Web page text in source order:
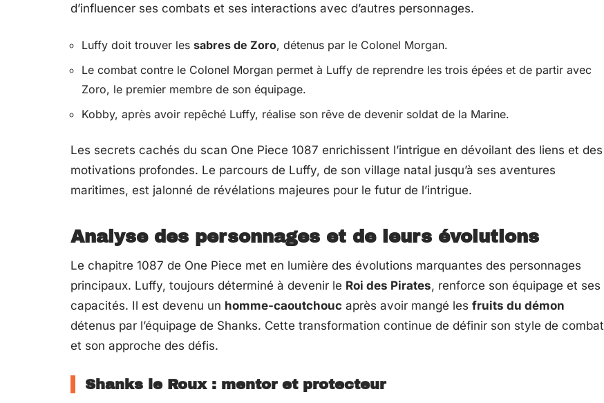
d’influencer ses combats et ses interactions avec d’autres personnages.
Luffy doit trouver les sabres de Zoro, détenus par le Colonel Morgan.
Le combat contre le Colonel Morgan permet à Luffy de reprendre les trois épées et de partir avec
Zoro, le premier membre de son équipage.
Kobby, après avoir repêché Luffy, réalise son rêve de devenir soldat de la Marine.
Les secrets cachés du scan One Piece 1087 enrichissent l’intrigue en dévoilant des liens et des
motivations profondes. Le parcours de Luffy, de son village natal jusqu’à ses aventures
maritimes, est jalonné de révélations majeures pour le futur de l’intrigue.
Analyse des personnages et de leurs évolutions
Le chapitre 1087 de One Piece met en lumière des évolutions marquantes des personnages
principaux. Luffy, toujours déterminé à devenir le Roi des Pirates, renforce son équipage et ses
capacités. Il est devenu un homme-caoutchouc après avoir mangé les fruits du démon
détenus par l’équipage de Shanks. Cette transformation continue de définir son style de combat
et son approche des défis.
Shanks le Roux : mentor et protecteur